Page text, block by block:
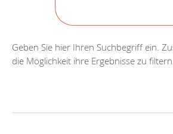
Geben Sie hier Ihren Suchbegriff ein.
die Möglichkeit ihre Ergebnisse zu